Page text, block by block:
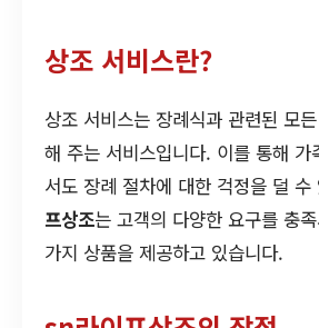
상조 서비스란?
상조 서비스는 장례식과 관련된 모
해 주는 서비스입니다. 이를 통해 가
서도 장례 절차에 대한 걱정을 덜 수
프상조는 고객의 다양한 요구를 충
가지 상품을 제공하고 있습니다.